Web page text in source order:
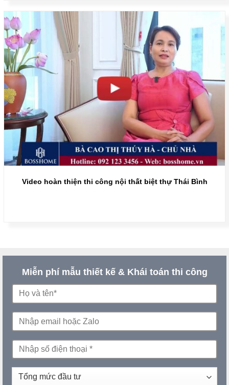
Video hoàn thiện thi công nội thất biệt thự Thái Bình
Miễn phí mẫu thiết kế & Khái toán thi công